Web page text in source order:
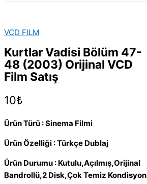
VCD FILM
Kurtlar Vadisi Bölüm 47-
48 (2003) Orijinal VCD
Film Satış
10₺
Ürün Türü : Sinema Filmi
Ürün Özelliği : Türkçe Dublaj
Ürün Durumu : Kutulu,Açılmış,Orijinal
Bandrollü,2 Disk,Çok Temiz Kondisyon